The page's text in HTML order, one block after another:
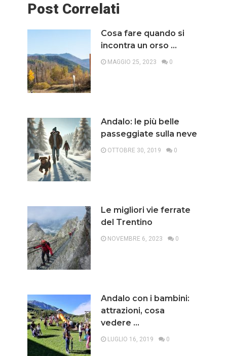
Post Correlati
Cosa fare quando si
incontra un orso …
MAGGIO 25, 2023 0
Andalo: le più belle
passeggiate sulla neve
OTTOBRE 30, 2019 0
Le migliori vie ferrate
del Trentino
NOVEMBRE 6, 2023 0
Andalo con i bambini:
attrazioni, cosa
vedere …
LUGLIO 16, 2019 0